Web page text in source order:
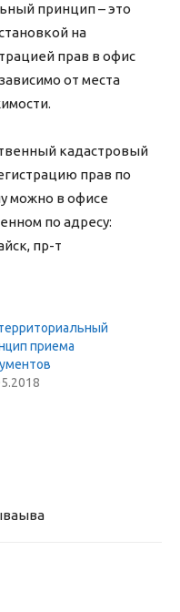
принцип – это
на
прав в офис
от места
кадастровый
прав по
можно в офисе
по адресу:
пр-т
приема